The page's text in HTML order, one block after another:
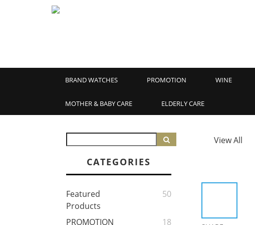
BRAND WATCHES PROMOTION WINE
MOTHER & BABY CARE ELDERLY CARE
CATEGORIES
Featured
Products
50
PROMOTION 18
View All